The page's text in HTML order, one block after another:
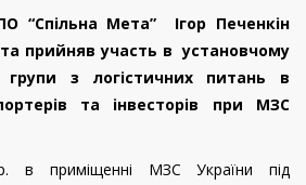
“Спільна Мета” Ігор Печенкін
прийняв участь в установчому
групи з логістичних питань в
та інвесторів при МЗС
в приміщенні МЗС України під